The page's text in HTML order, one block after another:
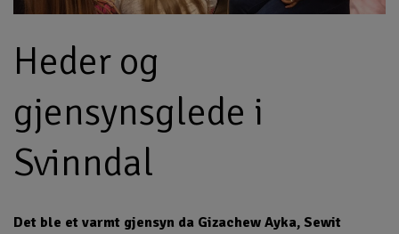
Heder og
gjensynsglede i
Svinndal
Det ble et varmt gjensyn da Gizachew Ayka, Sewit